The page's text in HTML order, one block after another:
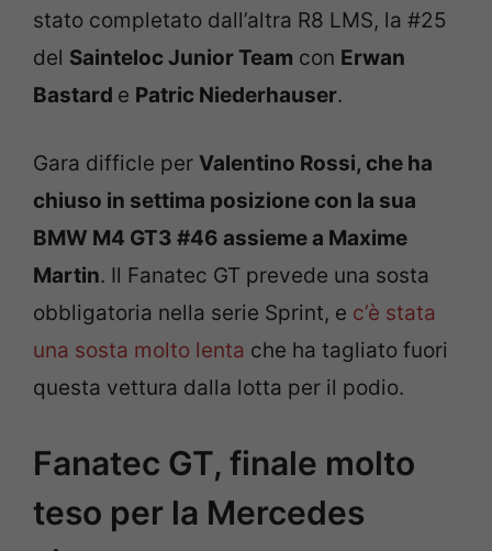
stato completato dall’altra R8 LMS, la #25
del Sainteloc Junior Team con Erwan
Bastard e Patric Niederhauser.
Gara difficle per Valentino Rossi, che ha
chiuso in settima posizione con la sua
BMW M4 GT3 #46 assieme a Maxime
Martin. Il Fanatec GT prevede una sosta
obbligatoria nella serie Sprint, e c’è stata
una sosta molto lenta che ha tagliato fuori
questa vettura dalla lotta per il podio.
Fanatec GT, finale molto
teso per la Mercedes